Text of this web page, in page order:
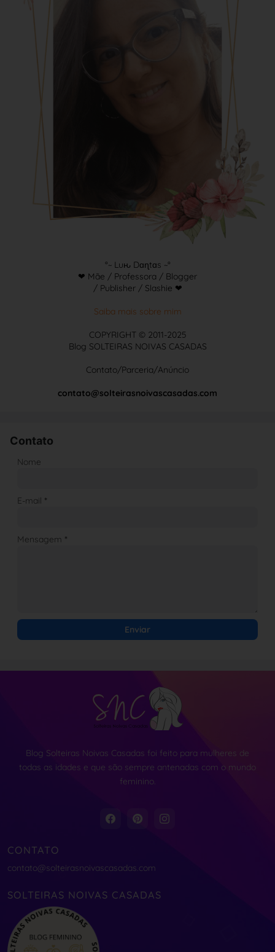
°~ Luԋ Dɑɳtɑs ~°
❤ Mãe / Professora / Blogger
/ Publisher / Slashie ❤
Saiba mais sobre mim
COPYRIGHT © 2011-2025
Blog SOLTEIRAS NOIVAS CASADAS
Contato/Parceria/Anúncio
contato@solteirasnoivascasadas.com
Contato
Nome
E-mail *
Mensagem *
Blog Solteiras Noivas Casadas foi feito para mulheres de
todas as idades e que são sempre antenadas com o mundo
feminino.
CONTATO
contato@solteirasnoivascasadas.com
SOLTEIRAS NOIVAS CASADAS